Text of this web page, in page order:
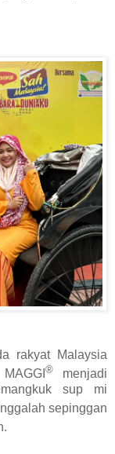
rakyat Malaysia
® menjadi
sup mi
sepinggan